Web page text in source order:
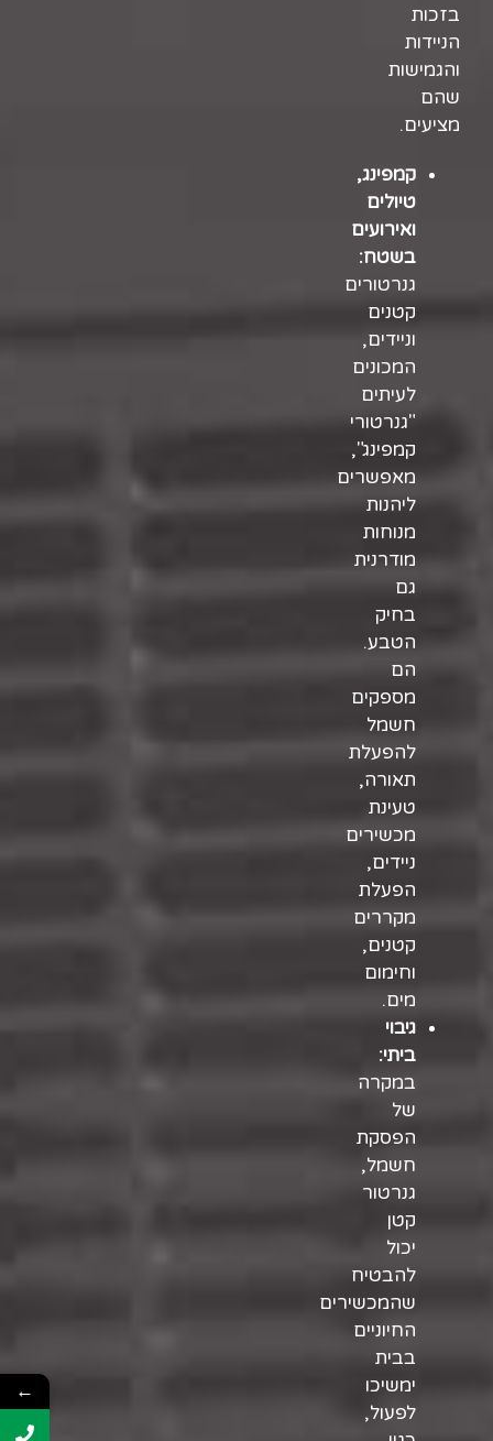
בזכות
הניידות
והגמישות
שהם
מציעים.
קמפינג,
טיולים
ואירועים
בשטח:
גנרטורים
קטנים
וניידים,
המכונים
לעיתים
"גנרטורי
קמפינג",
מאפשרים
ליהנות
מנוחות
מודרנית
גם
בחיק
הטבע.
הם
מספקים
חשמל
להפעלת
תאורה,
טעינת
מכשירים
ניידים,
הפעלת
מקררים
קטנים,
וחימום
מים.
גיבוי
ביתי:
במקרה
של
הפסקת
חשמל,
גנרטור
קטן
יכול
להבטיח
שהמכשירים
החיוניים
בבית
ימשיכו
לפעול,
←